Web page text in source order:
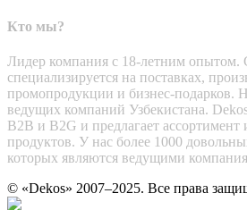
Кто мы?
Лидер компания с 18-летним опытом.
специализируется на поставках,
промопродукции и бизнес-подарков.
ведущих компаний Узбекистана.
B2B и B2G и предлагает ассортимент
продуктов. У нас более 1000
которых являются ведущими
© «Dekos» 2007–2025. Все права